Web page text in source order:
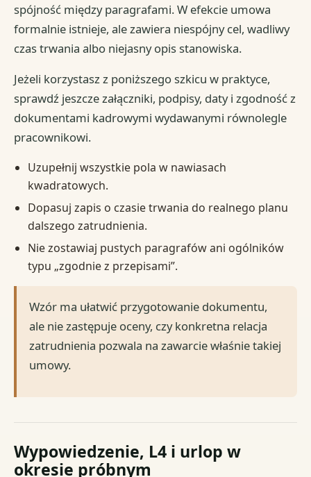
spójność między paragrafami. W efekcie umowa
formalnie istnieje, ale zawiera niespójny cel, wadliwy
czas trwania albo niejasny opis stanowiska.
Jeżeli korzystasz z poniższego szkicu w praktyce,
sprawdź jeszcze załączniki, podpisy, daty i zgodność z
dokumentami kadrowymi wydawanymi równolegle
pracownikowi.
Uzupełnij wszystkie pola w nawiasach
kwadratowych.
Dopasuj zapis o czasie trwania do realnego planu
dalszego zatrudnienia.
Nie zostawiaj pustych paragrafów ani ogólników
typu „zgodnie z przepisami”.
Wzór ma ułatwić przygotowanie dokumentu,
ale nie zastępuje oceny, czy konkretna relacja
zatrudnienia pozwala na zawarcie właśnie takiej
umowy.
Wypowiedzenie, L4 i urlop w
okresie próbnym